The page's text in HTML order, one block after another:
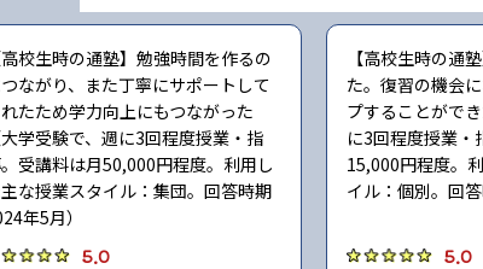
高校生時の通塾】勉強時間を作るの
ながり、また丁寧にサポートして
れたため学力向上にもつながった
大学受験で、週に3回程度授業・指
受講料は月50,000円程度。利用し
な授業スタイル：集団。回答時期
年5月）
5.0
【高校生時の通
た。復習の機会
プすることがで
に3回程度授業・
15,000円程度。
イル：個別。回
5.0